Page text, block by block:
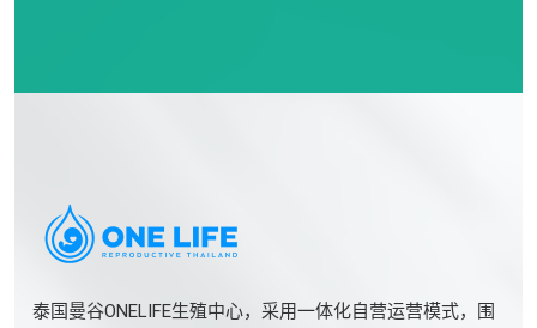
泰国曼谷ONELIFE生殖中心，采用一体化自营运营模式，围